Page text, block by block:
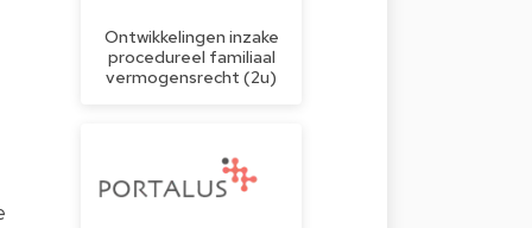
Ontwikkelingen inzake
procedureel familiaal
vermogensrecht (2u)